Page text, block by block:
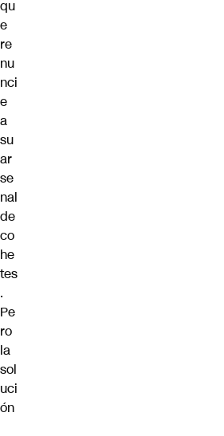
qu
e
re
nu
nci
e
a
su
ar
se
nal
de
co
he
tes
.
Pe
ro
la
sol
uci
ón